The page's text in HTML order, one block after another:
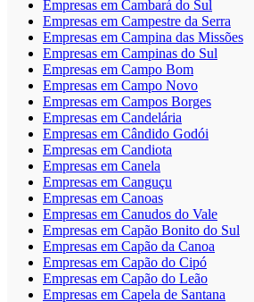
Empresas em Cambará do Sul
Empresas em Campestre da Serra
Empresas em Campina das Missões
Empresas em Campinas do Sul
Empresas em Campo Bom
Empresas em Campo Novo
Empresas em Campos Borges
Empresas em Candelária
Empresas em Cândido Godói
Empresas em Candiota
Empresas em Canela
Empresas em Canguçu
Empresas em Canoas
Empresas em Canudos do Vale
Empresas em Capão Bonito do Sul
Empresas em Capão da Canoa
Empresas em Capão do Cipó
Empresas em Capão do Leão
Empresas em Capela de Santana